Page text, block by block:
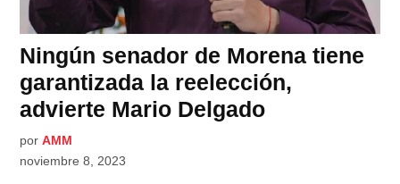
Ningún senador de Morena tiene
garantizada la reelección,
advierte Mario Delgado
por AMM
noviembre 8, 2023